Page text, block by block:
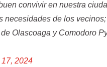
convivir en nuestra
necesidades de los
Olascoaga y Comodoro
2024